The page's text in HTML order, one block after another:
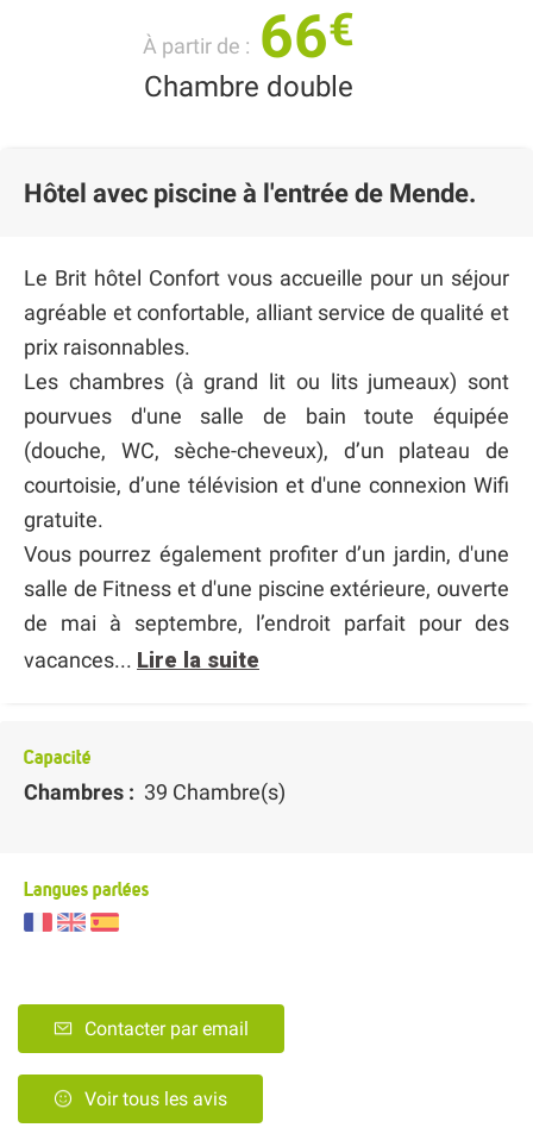
À partir de : 66€
Chambre double
Hôtel avec piscine à l'entrée de Mende.
Le Brit hôtel Confort vous accueille pour un séjour
agréable et confortable, alliant service de qualité et
prix raisonnables.
Les chambres (à grand lit ou lits jumeaux) sont
pourvues d'une salle de bain toute équipée
(douche, WC, sèche-cheveux), d’un plateau de
courtoisie, d’une télévision et d'une connexion Wifi
gratuite.
Vous pourrez également profiter d’un jardin, d'une
salle de Fitness et d'une piscine extérieure, ouverte
de mai à septembre, l’endroit parfait pour des
vacances... Lire la suite
Capacité
Chambres : 39 Chambre(s)
Langues parlées
Contacter par email
Voir tous les avis